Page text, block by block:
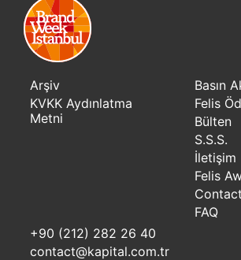
Arşiv
KVKK Aydınlatma
Metni
Basın
Felis
Bülten
S.S.S.
İletişim
Felis
Contact
FAQ
+90 (212) 282 26 40
contact@kapital.com.tr